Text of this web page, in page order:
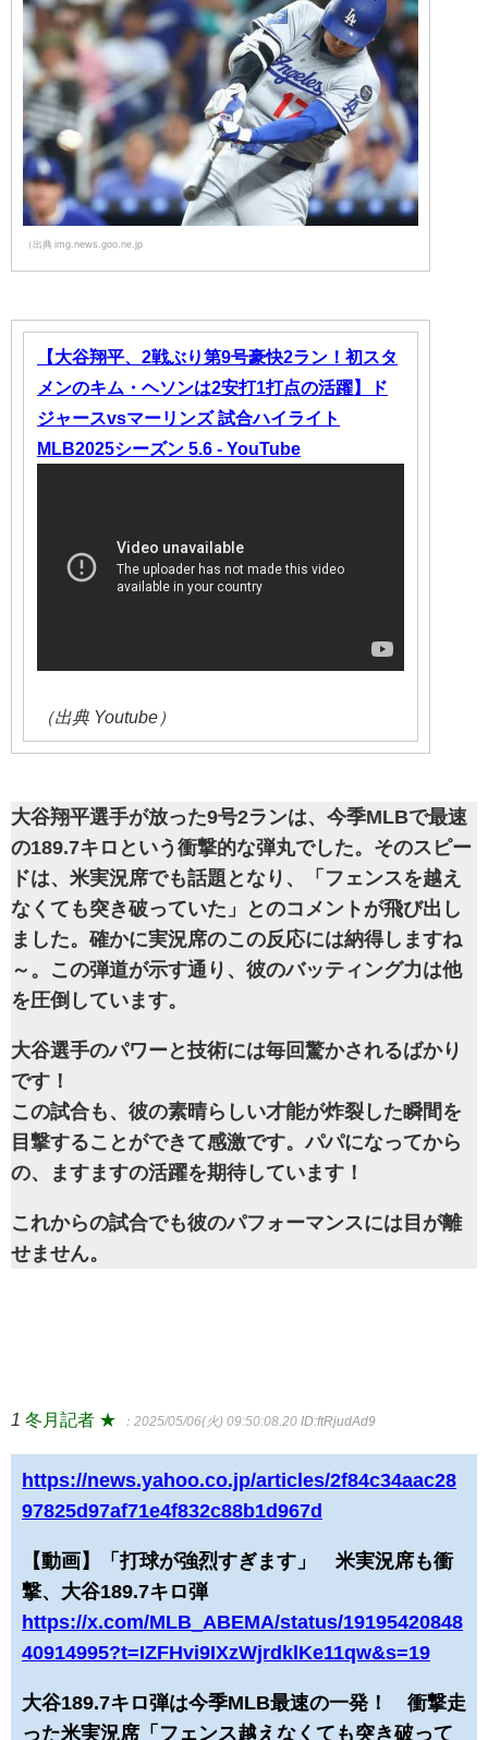
（出典 img.news.goo.ne.jp
【大谷翔平、2戦ぶり第9号豪快2ラン！初スタ
メンのキム・ヘソンは2安打1打点の活躍】ド
ジャースvsマーリンズ 試合ハイライト
MLB2025シーズン 5.6 - YouTube
（出典 Youtube）
大谷翔平選手が放った9号2ランは、今季MLBで最速
の189.7キロという衝撃的な弾丸でした。そのスピー
ドは、米実況席でも話題となり、「フェンスを越え
なくても突き破っていた」とのコメントが飛び出し
ました。確かに実況席のこの反応には納得しますね
～。この弾道が示す通り、彼のバッティング力は他
を圧倒しています。
大谷選手のパワーと技術には毎回驚かされるばかり
です！
この試合も、彼の素晴らしい才能が炸裂した瞬間を
目撃することができて感激です。パパになってから
の、ますますの活躍を期待しています！
これからの試合でも彼のパフォーマンスには目が離
せません。
1 冬月記者 ★ ：2025/05/06(火) 09:50:08.20 ID:ftRjudAd9
https://news.yahoo.co.jp/articles/2f84c34aac28
97825d97af71e4f832c88b1d967d
【動画】「打球が強烈すぎます」 米実況席も衝
撃、大谷189.7キロ弾
https://x.com/MLB_ABEMA/status/19195420848
40914995?t=IZFHvi9IXzWjrdklKe11qw&s=19
大谷189.7キロ弾は今季MLB最速の一発！ 衝撃走
った米実況席「フェンス越えなくても突き破って